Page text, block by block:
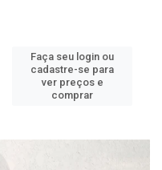
Faça seu login ou
cadastre-se para
ver preços e
comprar